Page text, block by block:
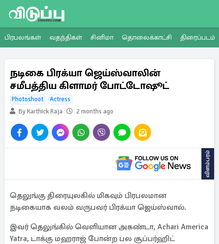
பிரபலங்கள் வதந்திகள் சினிமா தொலைக்காட்சி திரைப்படம்
நடிகை பிரக்யா ஜெய்ஸ்வாலின்
சமீபத்திய கிளாமர் போட்டோஷூட்
Photoshoot
Actress
By Karthick Raja
2 months ago
விளம்பரம்
தெலுங்கு திரையுலகில் மிகவும் பிரபலமான
நடிகையாக வலம் வருபவர் பிரக்யா ஜெய்ஸ்வால்.
இவர் தெலுங்கில் வெளியான அகண்டா, Achari America
Yatra, டாக்கு மஹராஜ் போன்ற பல சூப்பர்ஹிட்